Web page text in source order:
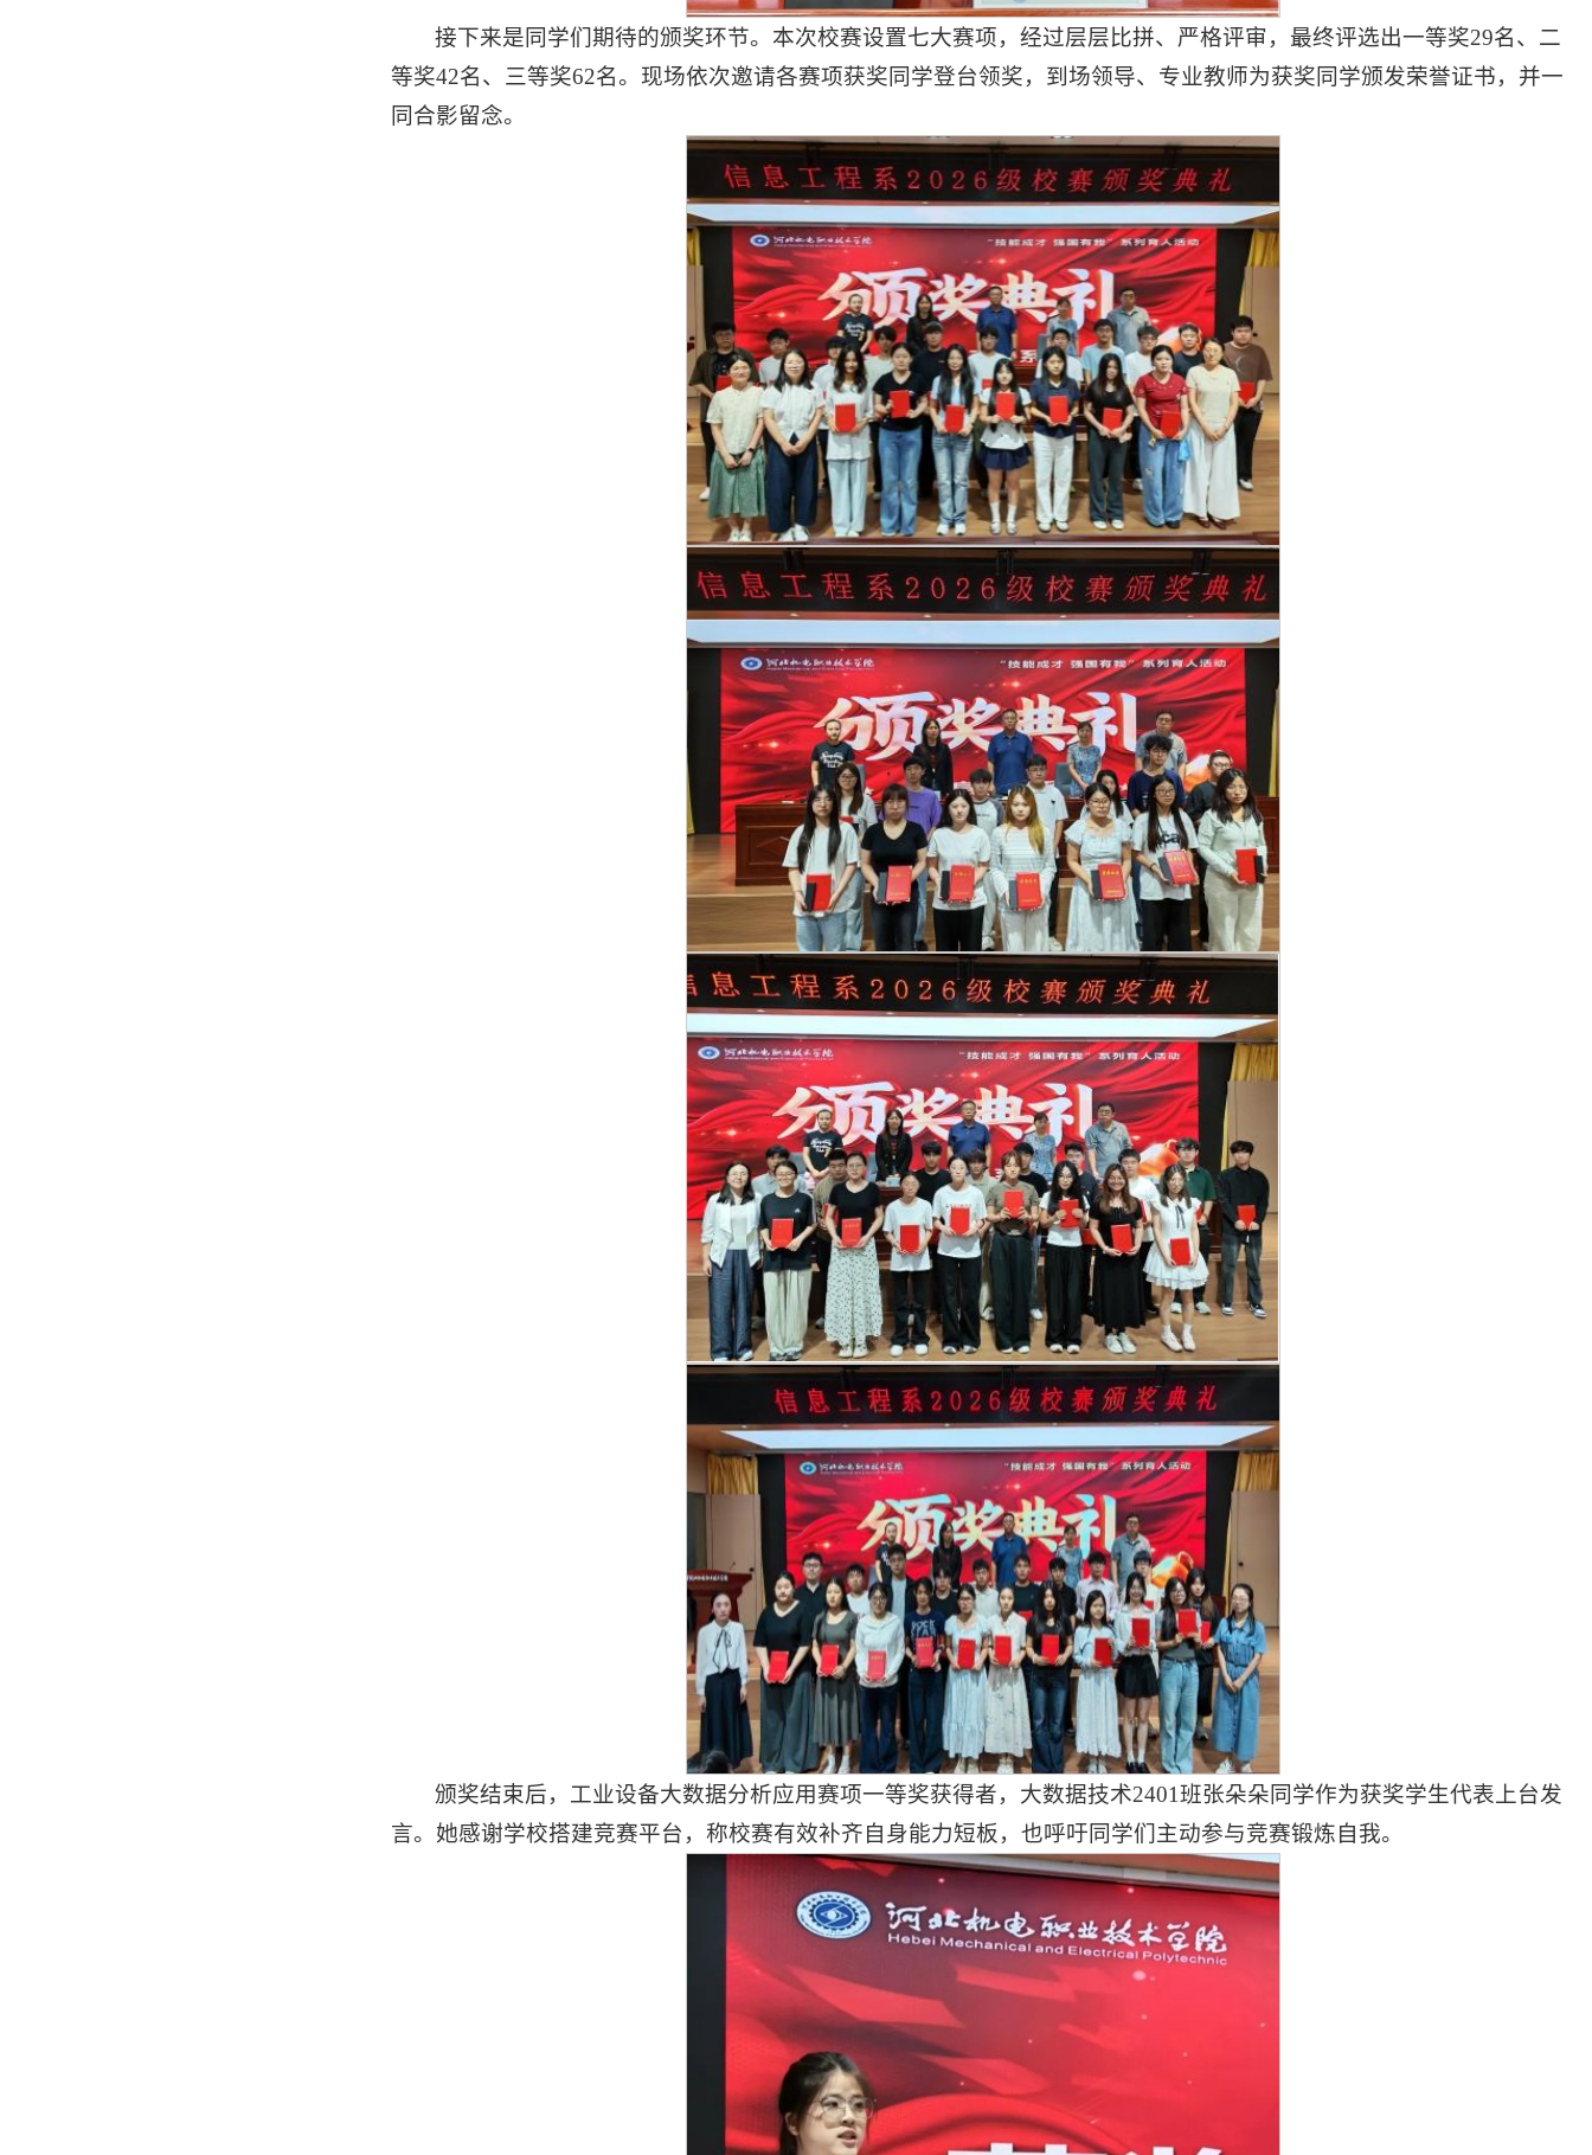
接下来是同学们期待的颁奖环节。本次校赛设置七大赛项，经过层层比拼、严格评审，最终评选出一等奖29名、二
等奖42名、三等奖62名。现场依次邀请各赛项获奖同学登台领奖，到场领导、专业教师为获奖同学颁发荣誉证书，并一
同合影留念。
颁奖结束后，工业设备大数据分析应用赛项一等奖获得者，大数据技术2401班张朵朵同学作为获奖学生代表上台发
言。她感谢学校搭建竞赛平台，称校赛有效补齐自身能力短板，也呼吁同学们主动参与竞赛锻炼自我。